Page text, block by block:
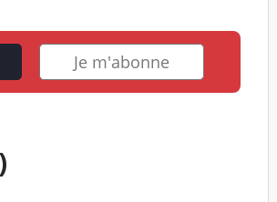
Je m'abonne